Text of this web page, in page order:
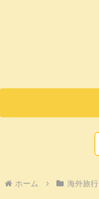
ホーム 海外旅行